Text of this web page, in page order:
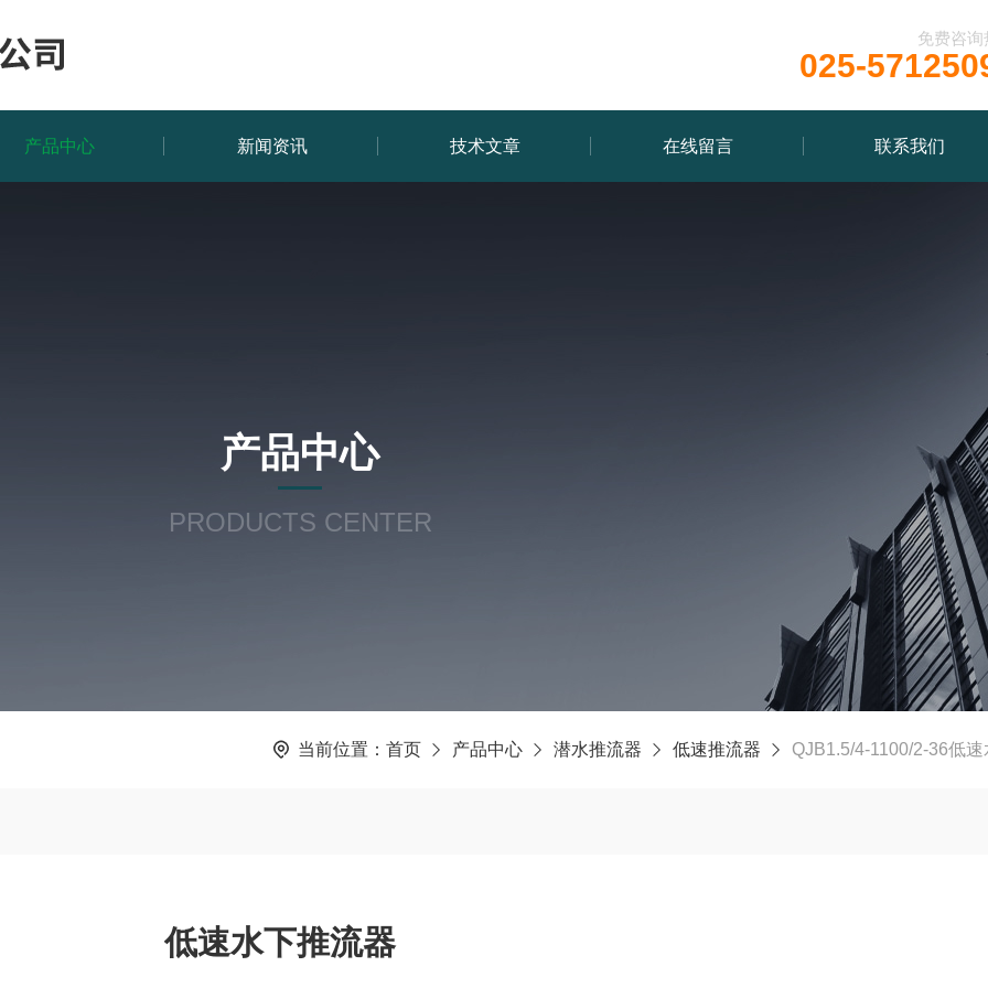
免费咨询
025-
产品中心 新闻资讯 技术文章 在线留言 联系我们
产品中心
PRODUCTS CENTER
当前位置： 首页 产品中心 潜水推流器 低速推流器 QJB1.5/4-1100/2-36低
低速水下推流器